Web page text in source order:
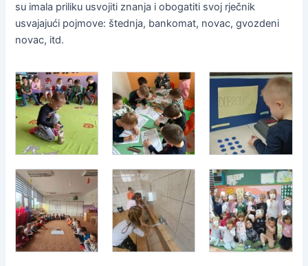
su imala priliku usvojiti znanja i obogatiti svoj rječnik
usvajajući pojmove: štednja, bankomat, novac, gvozdeni
novac, itd.